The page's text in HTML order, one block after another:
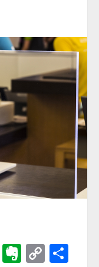
WeChat
Evernote
Copy